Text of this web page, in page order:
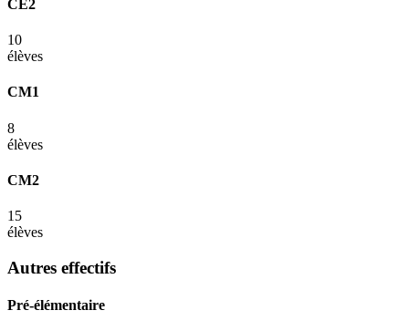
CE2
10
élèves
CM1
8
élèves
CM2
15
élèves
Autres effectifs
Pré-élémentaire